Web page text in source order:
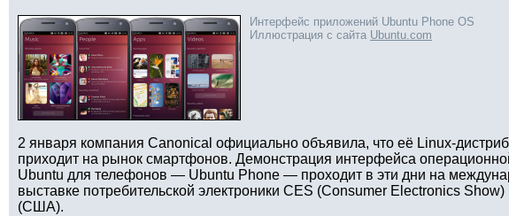
Интерфейс приложений Ubuntu Phone OS
Иллюстрация с сайта Ubuntu.com
2 января компания Canonical официально объявила, что её Linux-
приходит на рынок смартфонов. Демонстрация интерфейса
Ubuntu для телефонов — Ubuntu Phone — проходит в эти дни на
выставке потребительской электроники CES (Consumer Electronics
(США).